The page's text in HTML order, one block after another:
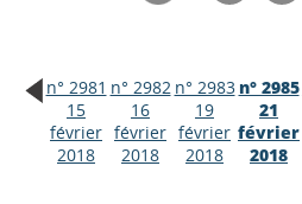
n° 2981
15
février
2018
n° 2982
16
février
2018
n° 2983
19
février
2018
n° 2985
21
février
2018